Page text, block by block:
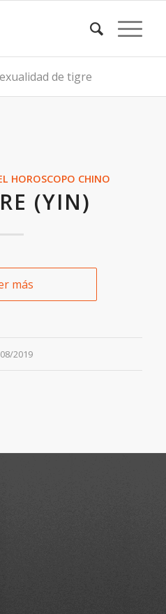
de tigre
HOROSCOPO CHINO
(YIN)
más
2019